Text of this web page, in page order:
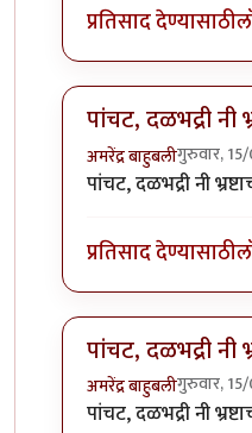
प्रतिसाद देण्यासाठी
पांचट, दळभद्री नी
अमरेंद्र बाहुबलीगुरुवार,
In reply toहा .... हा
पांचट, दळभद्री नी
प्रतिसाद देण्यासाठी
पांचट, दळभद्री नी
अमरेंद्र बाहुबलीगुरुवार,
In reply toहा .... हा
पांचट, दळभद्री नी